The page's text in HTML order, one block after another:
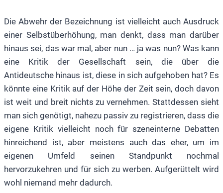
Die Abwehr der Bezeichnung ist vielleicht auch Ausdruck
einer Selbstüberhöhung, man denkt, dass man darüber
hinaus sei, das war mal, aber nun … ja was nun? Was kann
eine Kritik der Gesellschaft sein, die über die
Antideutsche hinaus ist, diese in sich aufgehoben hat? Es
könnte eine Kritik auf der Höhe der Zeit sein, doch davon
ist weit und breit nichts zu vernehmen. Stattdessen sieht
man sich genötigt, nahezu passiv zu registrieren, dass die
eigene Kritik vielleicht noch für szeneinterne Debatten
hinreichend ist, aber meistens auch das eher, um im
eigenen Umfeld seinen Standpunkt nochmal
hervorzukehren und für sich zu werben. Aufgerüttelt wird
wohl niemand mehr dadurch.